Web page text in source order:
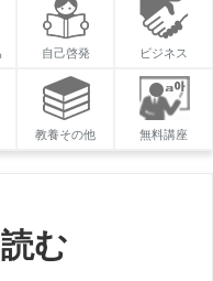
自己啓発 ビジネス
教養その他 無料講座
む